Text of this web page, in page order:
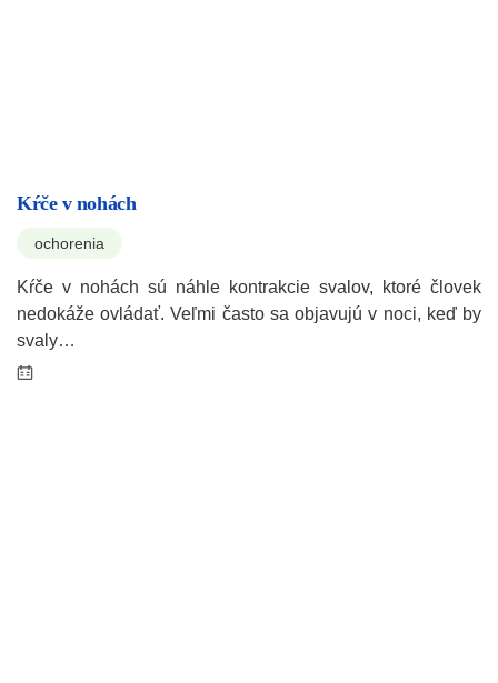
Kŕče v nohách
ochorenia
Kŕče v nohách sú náhle kontrakcie svalov, ktoré človek
nedokáže ovládať. Veľmi často sa objavujú v noci, keď by
svaly…